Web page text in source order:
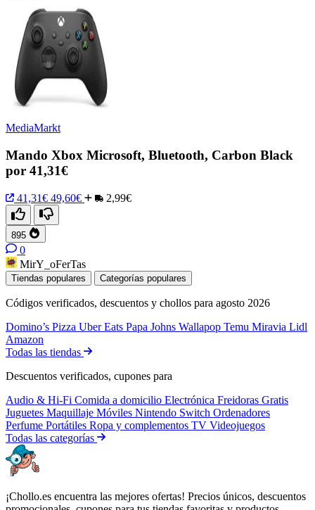
MediaMarkt
Mando Xbox Microsoft, Bluetooth, Carbon Black
por 41,31€
41,31€ 49,60€ 2,99€
895
0
MirY_oFerTas
Tiendas populares Categorías populares
Códigos verificados, descuentos y chollos para agosto 2026
Domino’s Pizza Uber Eats Papa Johns Wallapop Temu Miravia Lidl
Amazon
Todas las tiendas
Descuentos verificados, cupones para
Audio & Hi-Fi Comida a domicilio Electrónica Freidoras Gratis
Juguetes Maquillaje Móviles Nintendo Switch Ordenadores
Perfume Portátiles Ropa y complementos TV Videojuegos
Todas las categorías
¡Chollo.es encuentra las mejores ofertas! Precios únicos, descuentos